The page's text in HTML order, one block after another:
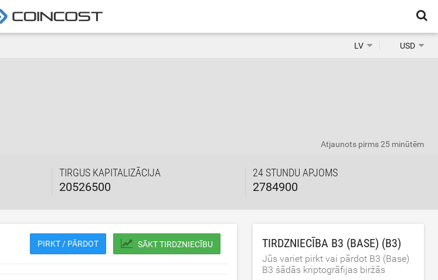
LV USD
TIRGUS KAPITALIZĀCIJA
20526500
24 STUNDU APJOMS
2784900
Atjaunots pirms 25 minūtēm
PIRKT / PĀRDOT SĀKT TIRDZNIECĪBU TIRDZNIECĪBA B3 (BASE) (B3)
Jūs variet pirkt vai pārdot B3 (Base)
B3 šādās kriptogrāfijas biržās